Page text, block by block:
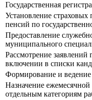
Государственная
Установление
пенсий по
Предоставление
муниципального
Рассмотрение
включении в списки
Формирование и ведение
Назначение
отдельным категориям